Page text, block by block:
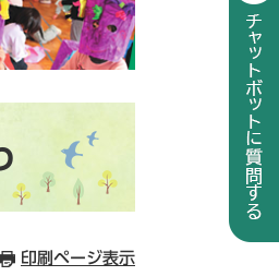
印刷ページ表示